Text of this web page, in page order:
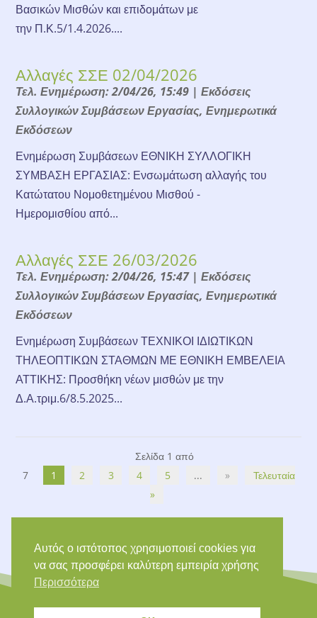
Βασικών Μισθών και επιδομάτων με
την Π.Κ.5/1.4.2026....
Αλλαγές ΣΣΕ 02/04/2026
Τελ. Ενημέρωση: 2/04/26, 15:49 |Εκδόσεις
Συλλογικών Συμβάσεων Εργασίας,Ενημερωτικά
Εκδόσεων
Ενημέρωση Συμβάσεων ΕΘΝΙΚΗ ΣΥΛΛΟΓΙΚΗ
ΣΥΜΒΑΣΗ ΕΡΓΑΣΙΑΣ: Ενσωμάτωση αλλαγής του
Κατώτατου Νομοθετημένου Μισθού -
Ημερομισθίου από...
Αλλαγές ΣΣΕ 26/03/2026
Τελ. Ενημέρωση: 2/04/26, 15:47|Εκδόσεις
Συλλογικών Συμβάσεων Εργασίας,Ενημερωτικά
Εκδόσεων
Ενημέρωση Συμβάσεων ΤΕΧΝΙΚΟΙ ΙΔΙΩΤΙΚΩΝ
ΤΗΛΕΟΠΤΙΚΩΝ ΣΤΑΘΜΩΝ ΜΕ ΕΘΝΙΚΗ ΕΜΒΕΛΕΙΑ
ΑΤΤΙΚΗΣ: Προσθήκη νέων μισθών με την
Δ.Α.τριμ.6/8.5.2025...
Σελίδα 1 από
7
1 2 3 4 5 ... »
Τελευταία
»
Copyright © 2026 Epsilon Net |Cookies
Αυτός ο ιστότοπος χρησιμοποιεί cookies για
να σας προσφέρει καλύτερη εμπειρία χρήσης
Περισσότερα